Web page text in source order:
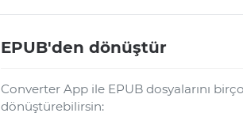
EPUB'den dönüştür
Converter App ile EPUB dosyalarını
dönüştürebilirsin: